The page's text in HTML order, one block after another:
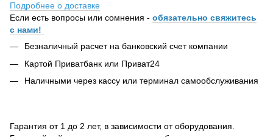
Подробнее о доставке
Если есть вопросы или сомнения - обязательно свяжитесь
с нами!
Безналичный расчет на банковский счет компании
Картой Приватбанк или Приват24
Наличными через кассу или терминал самообслуживания
Гарантия от 1 до 2 лет, в зависимости от оборудования.